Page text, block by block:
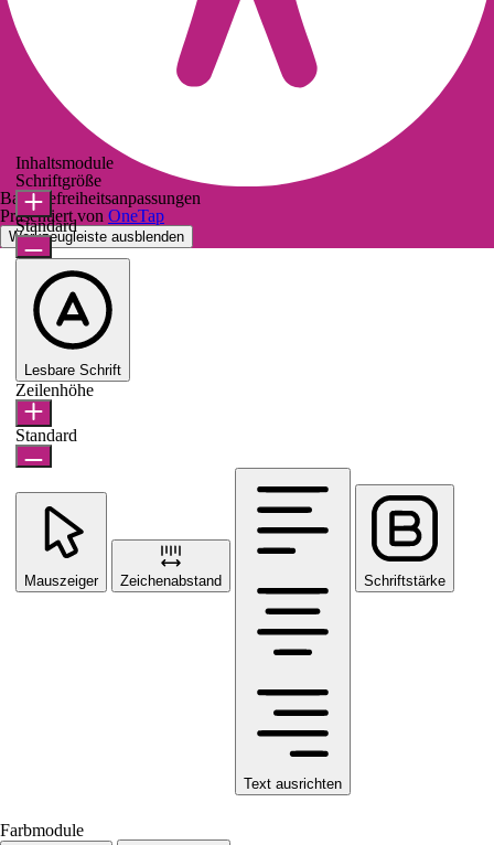
Barrierefreiheitsanpassungen
Präsentiert von OneTap
Werkzeugleiste ausblenden
Inhaltsmodule
Schriftgröße
Standard
Lesbare Schrift
Zeilenhöhe
Standard
Mauszeiger Zeichenabstand
Text ausrichten
Schriftstärke
Farbmodule